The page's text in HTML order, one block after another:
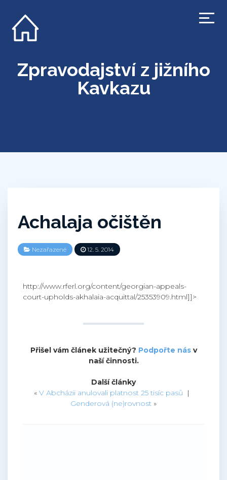
Zpravodajství z jižního
Kavkazu
Achalaja očištěn
Nezařazené 12. 5. 2014
http://www.rferl.org/content/georgian-appeals-
court-upholds-akhalaia-acquittal/25353909.html]]>
Přišel vám článek užitečný? Podpořte násv
naší činnosti.
Další články
« V Abcházii anulovali platnost 25 tisíc pasů |
Genderová (ne)rovnost »